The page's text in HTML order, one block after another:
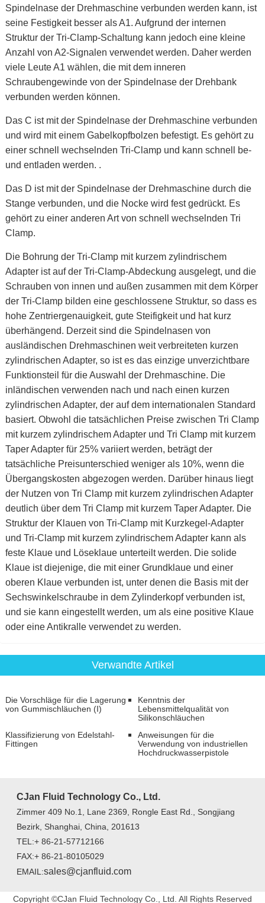
Spindelnase der Drehmaschine verbunden werden kann, ist
seine Festigkeit besser als A1. Aufgrund der internen
Struktur der Tri-Clamp-Schaltung kann jedoch eine kleine
Anzahl von A2-Signalen verwendet werden. Daher werden
viele Leute A1 wählen, die mit dem inneren
Schraubengewinde von der Spindelnase der Drehbank
verbunden werden können.
Das C ist mit der Spindelnase der Drehmaschine verbunden
und wird mit einem Gabelkopfbolzen befestigt. Es gehört zu
einer schnell wechselnden Tri-Clamp und kann schnell be-
und entladen werden. .
Das D ist mit der Spindelnase der Drehmaschine durch die
Stange verbunden, und die Nocke wird fest gedrückt. Es
gehört zu einer anderen Art von schnell wechselnden Tri
Clamp.
Die Bohrung der Tri-Clamp mit kurzem zylindrischem
Adapter ist auf der Tri-Clamp-Abdeckung ausgelegt, und die
Schrauben von innen und außen zusammen mit dem Körper
der Tri-Clamp bilden eine geschlossene Struktur, so dass es
hohe Zentriergenauigkeit, gute Steifigkeit und hat kurz
überhängend. Derzeit sind die Spindelnasen von
ausländischen Drehmaschinen weit verbreiteten kurzen
zylindrischen Adapter, so ist es das einzige unverzichtbare
Funktionsteil für die Auswahl der Drehmaschine. Die
inländischen verwenden nach und nach einen kurzen
zylindrischen Adapter, der auf dem internationalen Standard
basiert. Obwohl die tatsächlichen Preise zwischen Tri Clamp
mit kurzem zylindrischem Adapter und Tri Clamp mit kurzem
Taper Adapter für 25% variiert werden, beträgt der
tatsächliche Preisunterschied weniger als 10%, wenn die
Übergangskosten abgezogen werden. Darüber hinaus liegt
der Nutzen von Tri Clamp mit kurzem zylindrischen Adapter
deutlich über dem Tri Clamp mit kurzem Taper Adapter. Die
Struktur der Klauen von Tri-Clamp mit Kurzkegel-Adapter
und Tri-Clamp mit kurzem zylindrischem Adapter kann als
feste Klaue und Löseklaue unterteilt werden. Die solide
Klaue ist diejenige, die mit einer Grundklaue und einer
oberen Klaue verbunden ist, unter denen die Basis mit der
Sechswinkelschraube in dem Zylinderkopf verbunden ist,
und sie kann eingestellt werden, um als eine positive Klaue
oder eine Antikralle verwendet zu werden.
Verwandte Artikel
Die Vorschläge für die Lagerung
von Gummischläuchen (I)
Kenntnis der
Lebensmittelqualität von
Silikonschläuchen
Klassifizierung von Edelstahl-
Fittingen
Anweisungen für die
Verwendung von industriellen
Hochdruckwasserpistole
CJan Fluid Technology Co., Ltd.
Zimmer 409 No.1, Lane 2369, Rongle East Rd., Songjiang
Bezirk, Shanghai, China, 201613
TEL:+ 86-21-57712166
FAX:+ 86-21-80105029
EMAIL:sales@cjanfluid.com
Copyright ©CJan Fluid Technology Co., Ltd. All Rights Reserved